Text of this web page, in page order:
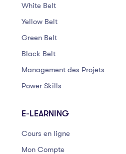
White Belt
Yellow Belt
Green Belt
Black Belt
Management des Projets
Power Skills
E-LEARNING
Cours en ligne
Mon Compte